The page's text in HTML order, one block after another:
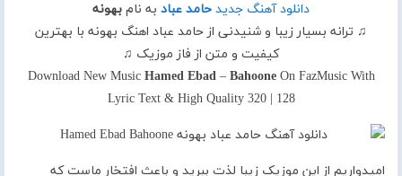
دانلود آهنگ جدید حامد عباد به نام بهونه
♫ ترانه بسیار زیبا و شنیدنی از حامد عباد اهنگ بهونه با بهترین
کیفیت و متن از فاز موزیک ♫
Download New Music Hamed Ebad– BahooneOn FazMusic With
Lyric Text & High Quality 320 | 128
امیدواریم از این موزیک زیبا لذت ببرید و باعث افتخار ماست که